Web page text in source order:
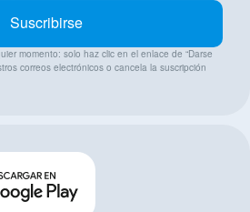
Suscribirse
momento: solo haz clic en el enlace de “Darse
correos electrónicos o cancela la suscripción